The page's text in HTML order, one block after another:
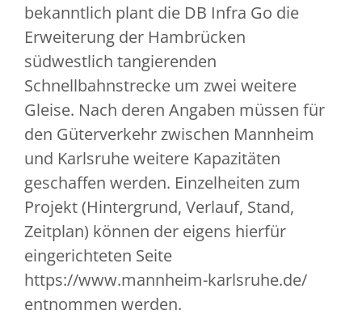
bekanntlich plant die DB Infra Go die
Erweiterung der Hambrücken
südwestlich tangierenden
Schnellbahnstrecke um zwei weitere
Gleise. Nach deren Angaben müssen für
den Güterverkehr zwischen Mannheim
und Karlsruhe weitere Kapazitäten
geschaffen werden. Einzelheiten zum
Projekt (Hintergrund, Verlauf, Stand,
Zeitplan) können der eigens hierfür
eingerichteten Seite
https://www.mannheim-karlsruhe.de/
entnommen werden.